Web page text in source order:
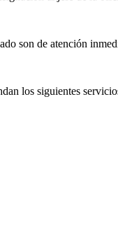
son de atención
los siguientes